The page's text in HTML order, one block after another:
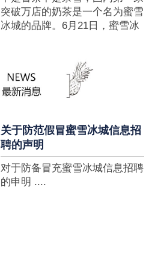
5000 家店是什么量级没什么概
念，我来给对....
突破万店的奶茶是一个名为蜜雪
冰城的品牌。6月21日，蜜雪冰
家，买多少送多少”的横幅，这
个自1997年开始营业的街边奶
茶店正逐渐展露它的锋芒。不过
关于防范假冒蜜雪冰城信息招
聘的声明
对于防备冒充蜜雪冰城信息招聘
的申明 ....